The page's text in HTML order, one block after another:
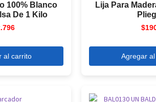
100% Blanco
De 1 Kilo
al carrito
Lija Para
$
Agregar